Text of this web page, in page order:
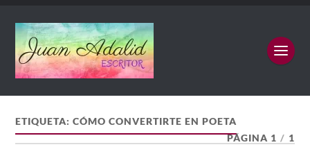
ETIQUETA:CÓMO CONVERTIRTE EN POETA
PÁGINA 1 / 1